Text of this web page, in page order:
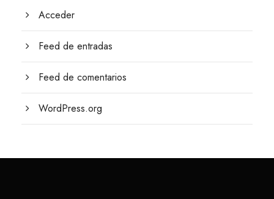
Acceder
Feed de entradas
Feed de comentarios
WordPress.org